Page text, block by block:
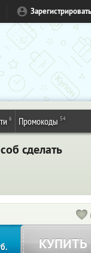
6 Промокоды 54
сделать
КУПИТЬ